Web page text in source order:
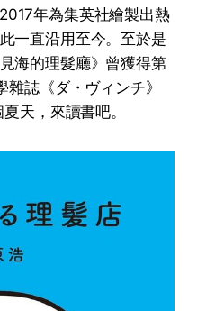
年為集英社繪製出熱
一直沿用至今。至於是
海的理髮廳》曾獲得第
誌《ダ・ヴィンチ》
天，來讀書吧。